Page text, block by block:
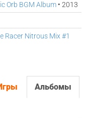
Orb BGM Album • 2013
Racer Nitrous Mix #1
Альбомы